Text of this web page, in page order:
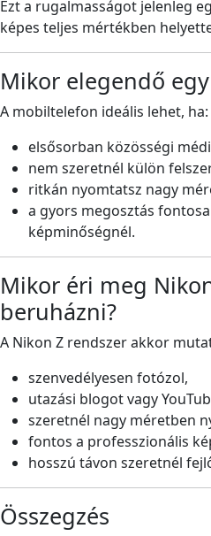
Ezt a rugalmasságot jelenleg
képes teljes mértékben
Mikor elegendő
A mobiltelefon ideális lehet, ha:
elsősorban közösségi
nem szeretnél külön
ritkán nyomtatsz nagy
a gyors megosztás
képminőségnél.
Mikor éri meg
beruházni?
A Nikon Z rendszer akkor
szenvedélyesen fotózol,
utazási blogot vagy
szeretnél nagy méretben
fontos a professzionális
hosszú távon szeretnél
Összegzés